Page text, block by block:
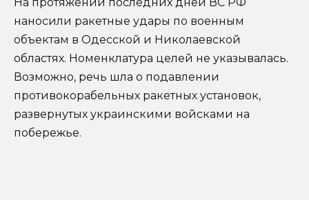
наносили ракетные удары по военным
объектам в Одесской и Николаевской
областях. Номенклатура целей не указывалась.
Возможно, речь шла о подавлении
противокорабельных ракетных установок,
развернутых украинскими войсками на
побережье.